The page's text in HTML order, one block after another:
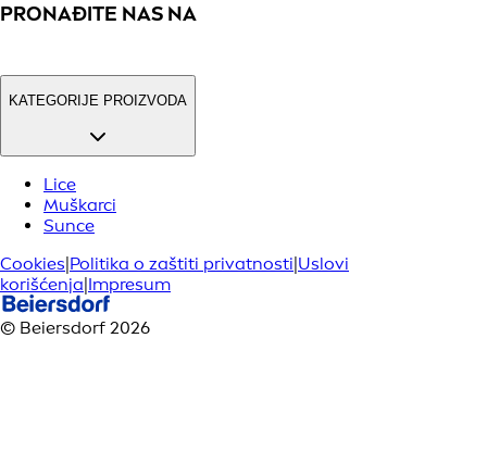
PRONAĐITE NAS NA
KATEGORIJE PROIZVODA
Lice
Muškarci
Sunce
Cookies|Politika o zaštiti privatnosti|Uslovi
korišćenja|Impresum
© Beiersdorf 2026